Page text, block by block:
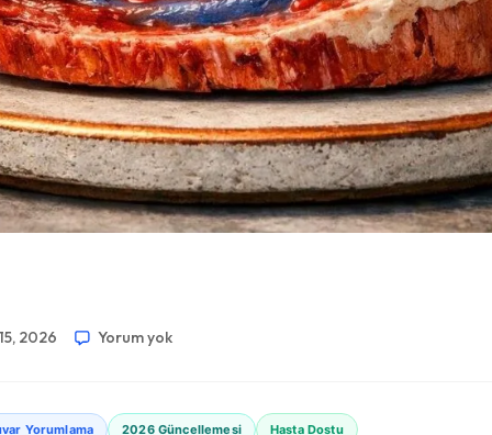
2026 Yorum yok
Yorumlama 2026 Güncellemesi Hasta Dostu